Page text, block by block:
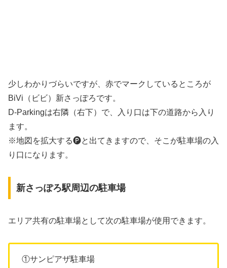
少しわかりづらいですが、赤でマークしているところが
BiVi（ビビ）新さっぽろです。
D-Parkingは右隣（右下）で、入り口は下の道路から入り
ます。
※地図を拡大する🅟と出てきますので、そこが駐車場の入
り口になります。
新さっぽろ駅周辺の駐車場
エリア共有の駐車場として次の駐車場が使用できます。
①サンピアザ駐車場